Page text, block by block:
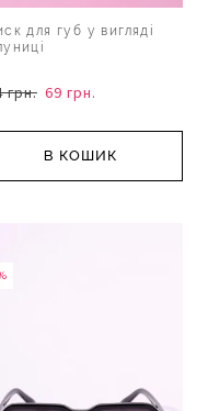
для губ у вигляді
грн. 69 грн.
В КОШИК